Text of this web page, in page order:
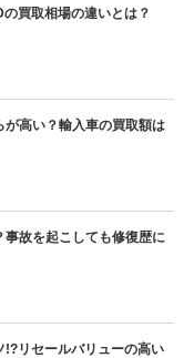
買取相場の違いとは？
高い？輸入車の買取額は
故を起こしても修復歴に
!?リセールバリューの高い